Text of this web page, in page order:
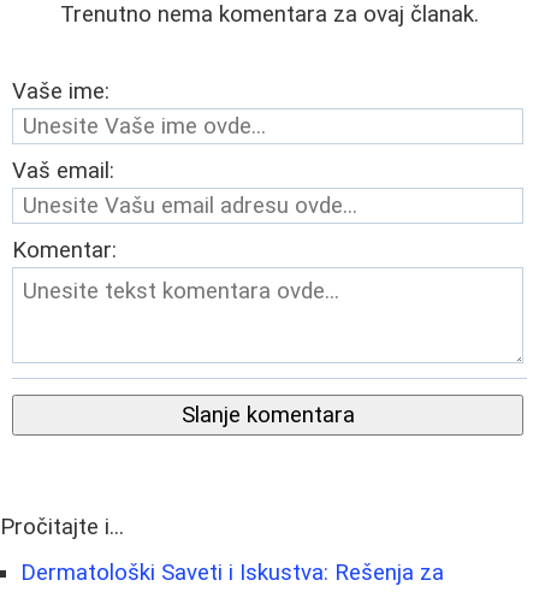
Trenutno nema komentara za ovaj članak.
Vaše ime:
Vaš email:
Komentar:
Slanje komentara
Pročitajte i...
Dermatološki Saveti i Iskustva: Rešenja za